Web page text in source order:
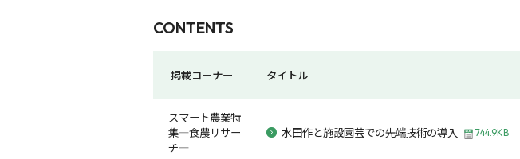
CONTENTS
掲載コーナー タイトル
スマート農業特
集―食農リサー
チ―
水田作と施設園芸での先端技術の導入 744.9KB